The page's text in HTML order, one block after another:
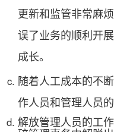
更新和监管非常麻
误了业务的顺利开
成长。
随着人工成本的不
作人员和管理人员
解放管理人员的工